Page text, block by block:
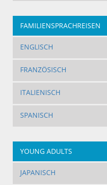
FAMILIENSPRACHREISEN
ENGLISCH
FRANZÖSISCH
ITALIENISCH
SPANISCH
YOUNG ADULTS
JAPANISCH